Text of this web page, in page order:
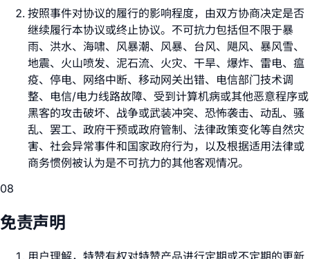
按照事件对协议的履行的影响程度，由双方协商决定是否
继续履行本协议或终止协议。不可抗力包括但不限于暴
雨、洪水、海啸、风暴潮、风暴、台风、飓风、暴风雪、
地震、火山喷发、泥石流、火灾、干旱、爆炸、雷电、瘟
疫、停电、网络中断、移动网关出错、电信部门技术调
整、电信/电力线路故障、受到计算机病或其他恶意程序或
黑客的攻击破坏、战争或武装冲突、恐怖袭击、动乱、骚
乱、罢工、政府干预或政府管制、法律政策变化等自然灾
害、社会异常事件和国家政府行为，以及根据适用法律或
商务惯例被认为是不可抗力的其他客观情况。
08
免责声明
用户理解，特赞有权对特赞产品进行定期或不定期的更新